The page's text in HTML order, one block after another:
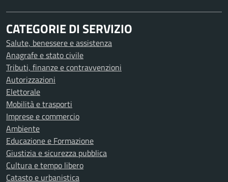
CATEGORIE DI SERVIZIO
Salute, benessere e assistenza
Anagrafe e stato civile
Tributi, finanze e contravvenzioni
Autorizzazioni
Elettorale
Mobilità e trasporti
Imprese e commercio
Ambiente
Educazione e Formazione
Giustizia e sicurezza pubblica
Cultura e tempo libero
Catasto e urbanistica